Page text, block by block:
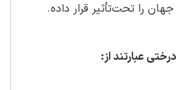
عبارتند از: